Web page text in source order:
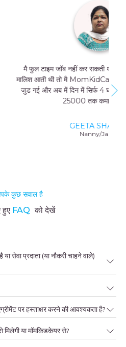
थी, और मुझे मां और बच्चे की
के साथ फ्रीलांसर की तरह
4 घंटे काम करके भी 20000-
कुछ सवाल है
हुए FAQ को देखें
सेवा प्रदाता (या नौकरी चाहने वाले)
पर हस्ताक्षर करने की आवश्यकता है?
या मॉमकिडकेयर से?